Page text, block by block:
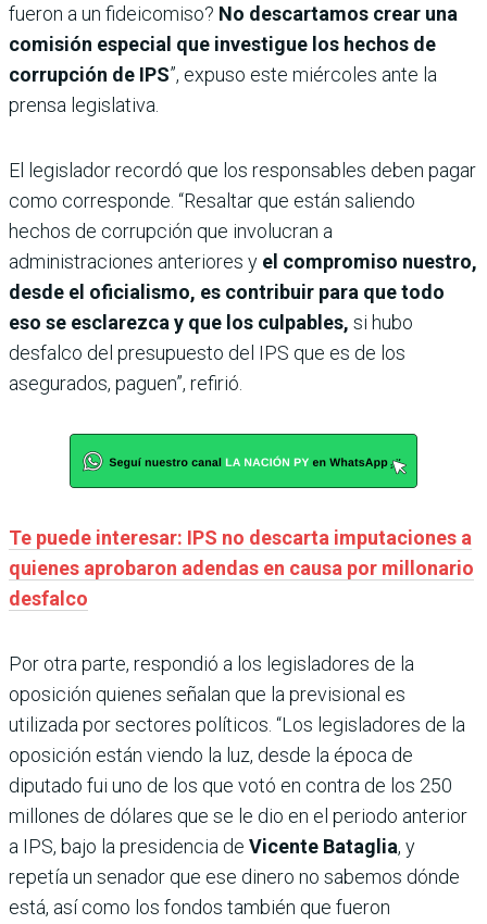
fueron a un fideicomiso? No descartamos crear una
comisión especial que investigue los hechos de
corrupción de IPS”, expuso este miércoles ante la
prensa legislativa.
El legislador recordó que los responsables deben pagar
como corresponde. “Resaltar que están saliendo
hechos de corrupción que involucran a
administraciones anteriores y el compromiso nuestro,
desde el oficialismo, es contribuir para que todo
eso se esclarezca y que los culpables, si hubo
desfalco del presupuesto del IPS que es de los
asegurados, paguen”, refirió.
Te puede interesar: IPS no descarta imputaciones a
quienes aprobaron adendas en causa por millonario
desfalco
Por otra parte, respondió a los legisladores de la
oposición quienes señalan que la previsional es
utilizada por sectores políticos. “Los legisladores de la
oposición están viendo la luz, desde la época de
diputado fui uno de los que votó en contra de los 250
millones de dólares que se le dio en el periodo anterior
a IPS, bajo la presidencia de Vicente Bataglia, y
repetía un senador que ese dinero no sabemos dónde
está, así como los fondos también que fueron